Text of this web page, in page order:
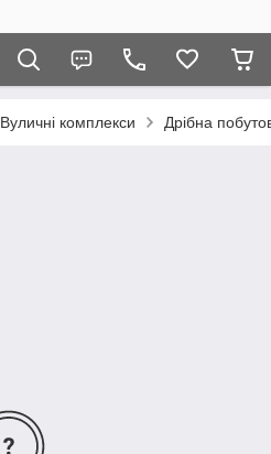
Вуличні комплекси Дрібна